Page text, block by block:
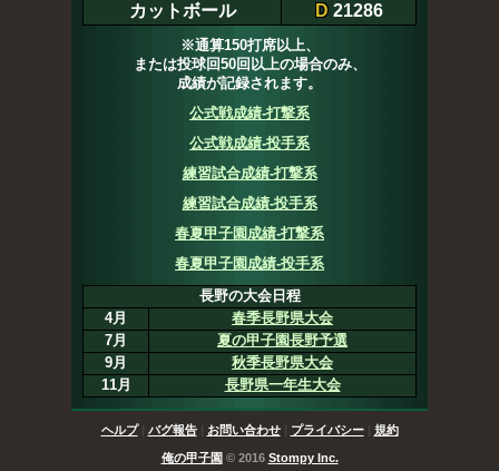
カットボール
D21286
※通算150打席以上、
または投球回50回以上の場合のみ、
成績が記録されます。
公式戦成績-打撃系
公式戦成績-投手系
練習試合成績-打撃系
練習試合成績-投手系
春夏甲子園成績-打撃系
春夏甲子園成績-投手系
長野の大会日程
4月
春季長野県大会
7月
夏の甲子園長野予選
9月
秋季長野県大会
11月
長野県一年生大会
ヘルプ| バグ報告| お問い合わせ| プライバシー| 規約
俺の甲子園 © 2016 Stompy Inc.